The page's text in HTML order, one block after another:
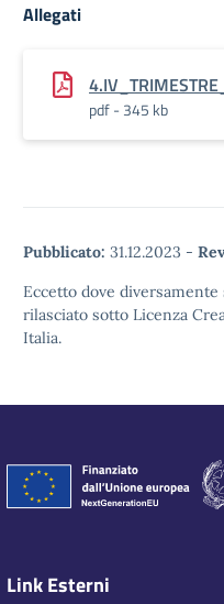
Allegati
pdf - 345 kb
Pubblicato: 31.12.2023 -
Eccetto dove
rilasciato sotto Licenza
Italia.
Link Esterni